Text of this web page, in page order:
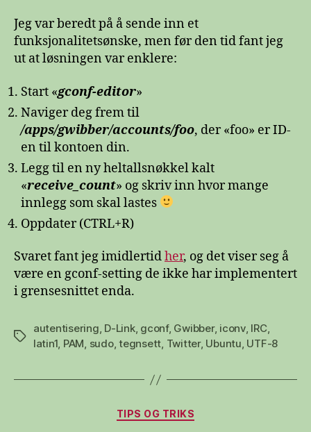
Jeg var beredt på å sende inn et
funksjonalitetsønske, men før den tid fant jeg
ut at løsningen var enklere:
Start «gconf-editor»
Naviger deg frem til
/apps/gwibber/accounts/foo, der «foo» er ID-
en til kontoen din.
Legg til en ny heltallsnøkkel kalt
«receive_count» og skriv inn hvor mange
innlegg som skal lastes
Oppdater (CTRL+R)
Svaret fant jeg imidlertidher, og det viser seg å
være en gconf-setting de ikke har implementert
i grensesnittet enda.
Stikkord
autentisering, D-Link, gconf, Gwibber, iconv, IRC,
latin1, PAM, sudo,tegnsett, Twitter, Ubuntu, UTF-8
Kategorier
TIPS OG TRIKS